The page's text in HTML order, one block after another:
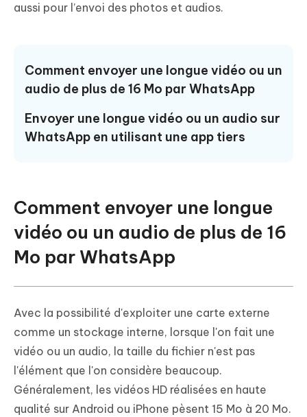
aussi pour l’envoi des photos et audios.
Comment envoyer une longue vidéo ou un
audio de plus de 16 Mo par WhatsApp
Envoyer une longue vidéo ou un audio sur
WhatsApp en utilisant une app tiers
Comment envoyer une longue
vidéo ou un audio de plus de 16
Mo par WhatsApp
Avec la possibilité d'exploiter une carte externe
comme un stockage interne, lorsque l'on fait une
vidéo ou un audio, la taille du fichier n'est pas
l'élément que l'on considère beaucoup.
Généralement, les vidéos HD réalisées en haute
qualité sur Android ou iPhone pèsent 15 Mo à 20 Mo.